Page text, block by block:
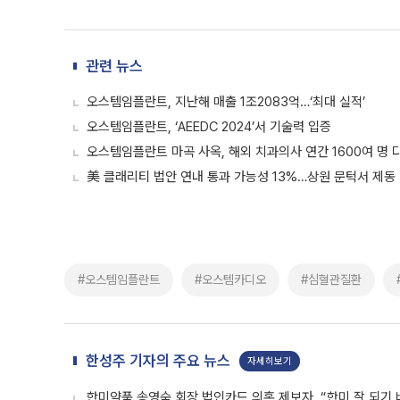
관련 뉴스
오스템임플란트, 지난해 매출 1조2083억…‘최대 실적’
오스템임플란트, ‘AEEDC 2024’서 기술력 입증
오스템임플란트 마곡 사옥, 해외 치과의사 연간 1600여 명
美 클래리티 법안 연내 통과 가능성 13%…상원 문턱서 제동
#오스템임플란트 #오스템카디오 #심혈관질환
한성주 기자의 주요 뉴스 자세히보기